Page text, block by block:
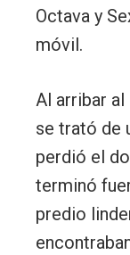
Octava y
móvil.
Al arribar
se trató de
perdió el
terminó
predio